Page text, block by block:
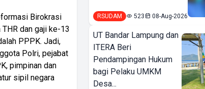
Birokrasi
dan gaji ke-13
PPPK. Jadi,
Polri, pejabat
pimpinan dan
sipil negara
RSUDAM 523 08-Aug-2026
UT Bandar Lampung dan
ITERA Beri
Pendampingan Hukum
bagi Pelaku UMKM
Desa...